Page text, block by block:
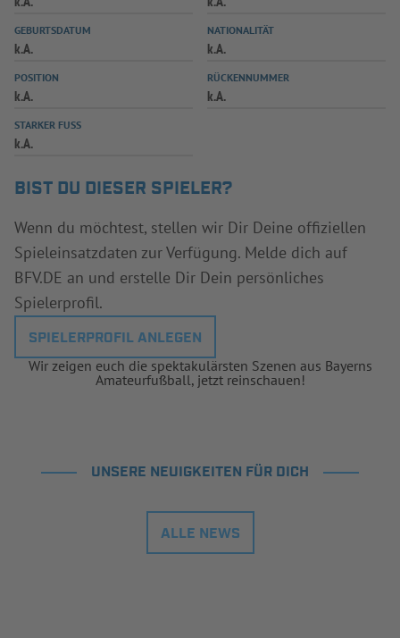
SPIELPLUS
GEBURTSDATUM
k.A.
NATIONALITÄT
k.A.
POSITION
k.A.
RÜCKENNUMMER
k.A.
STARKER FUSS
k.A.
BIST DU DIESER SPIELER?
Wenn du möchtest, stellen wir Dir Deine offiziellen
Spieleinsatzdaten zur Verfügung. Melde dich auf
BFV.DE an und erstelle Dir Dein persönliches
Spielerprofil.
SPIELERPROFIL ANLEGEN
Wir zeigen euch die spektakulärsten Szenen aus Bayerns
Amateurfußball, jetzt reinschauen!
UNSERE NEUIGKEITEN FÜR DICH
ALLE NEWS